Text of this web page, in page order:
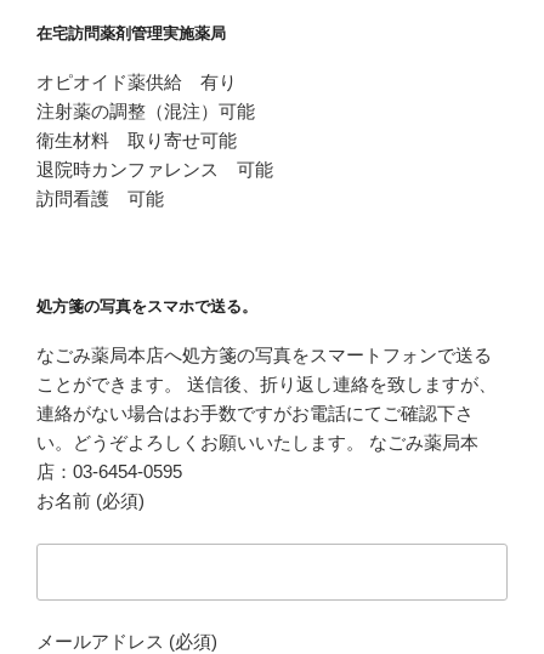
在宅訪問薬剤管理実施薬局
オピオイド薬供給 有り
注射薬の調整（混注）可能
衛生材料 取り寄せ可能
退院時カンファレンス 可能
訪問看護 可能
処方箋の写真をスマホで送る。
なごみ薬局本店へ処方箋の写真をスマートフォンで送る
ことができます。 送信後、折り返し連絡を致しますが、
連絡がない場合はお手数ですがお電話にてご確認下さ
い。どうぞよろしくお願いいたします。 なごみ薬局本
店：03-6454-0595
お名前 (必須)
メールアドレス (必須)